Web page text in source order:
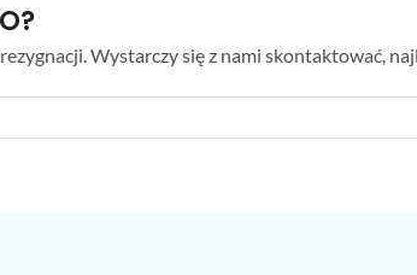
Wystarczy się z nami skontaktować,